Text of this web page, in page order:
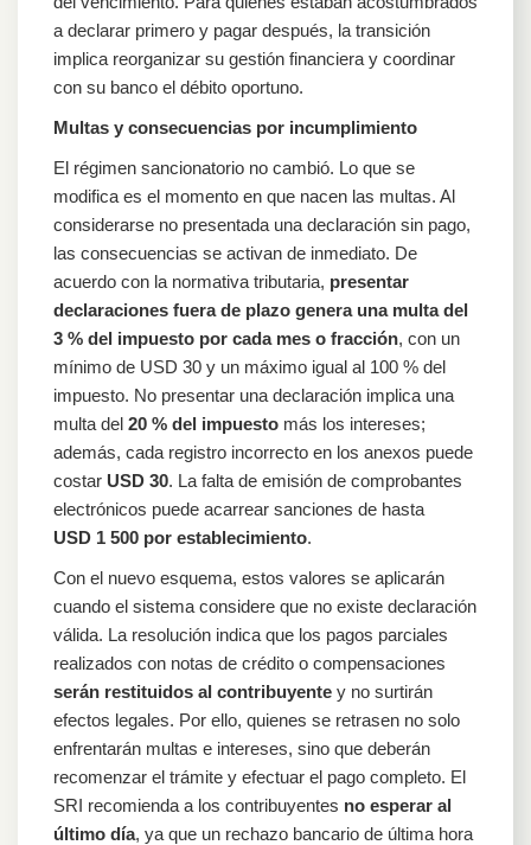
a declarar primero y pagar después, la transición
implica reorganizar su gestión financiera y coordinar
con su banco el débito oportuno.
Multas y consecuencias por incumplimiento
El régimen sancionatorio no cambió. Lo que se
modifica es el momento en que nacen las multas. Al
considerarse no presentada una declaración sin pago,
las consecuencias se activan de inmediato. De
acuerdo con la normativa tributaria, presentar
declaraciones fuera de plazo genera una multa del
3 % del impuesto por cada mes o fracción, con un
mínimo de USD 30 y un máximo igual al 100 % del
impuesto. No presentar una declaración implica una
multa del 20 % del impuesto más los intereses;
además, cada registro incorrecto en los anexos puede
costar USD 30. La falta de emisión de comprobantes
electrónicos puede acarrear sanciones de hasta
USD 1 500 por establecimiento.
Con el nuevo esquema, estos valores se aplicarán
cuando el sistema considere que no existe declaración
válida. La resolución indica que los pagos parciales
realizados con notas de crédito o compensaciones
serán restituidos al contribuyente y no surtirán
efectos legales. Por ello, quienes se retrasen no solo
enfrentarán multas e intereses, sino que deberán
recomenzar el trámite y efectuar el pago completo. El
SRI recomienda a los contribuyentes no esperar al
último día, ya que un rechazo bancario de última hora